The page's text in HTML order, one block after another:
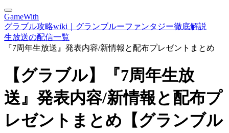
GameWith
グラブル攻略wiki｜グランブルーファンタジー徹底解説
生放送の配信一覧
『7周年生放送』発表内容/新情報と配布プレゼントまとめ
【グラブル】『7周年生放
送』発表内容/新情報と配布プ
レゼントまとめ【グランブル